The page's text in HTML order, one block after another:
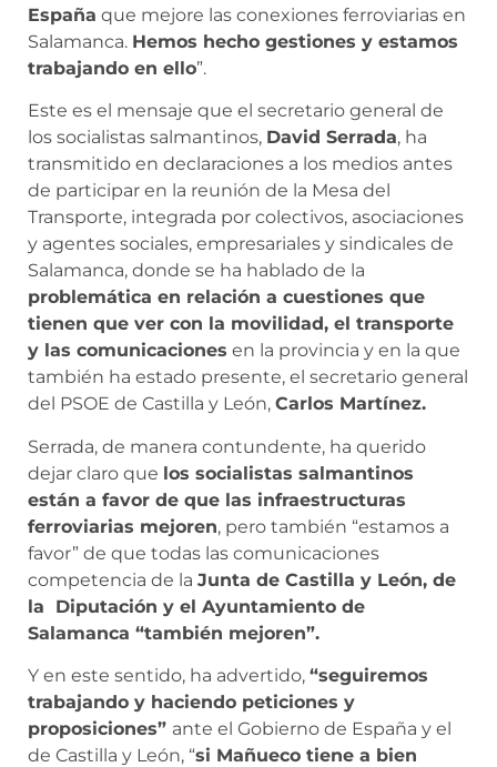
España que mejore las conexiones ferroviarias en
Salamanca. Hemos hecho gestiones y estamos
trabajando en ello”.
Este es el mensaje que el secretario general de
los socialistas salmantinos, David Serrada, ha
transmitido en declaraciones a los medios antes
de participar en la reunión de la Mesa del
Transporte, integrada por colectivos, asociaciones
y agentes sociales, empresariales y sindicales de
Salamanca, donde se ha hablado de la
problemática en relación a cuestiones que
tienen que ver con la movilidad, el transporte
y las comunicaciones en la provincia y en la que
también ha estado presente, el secretario general
del PSOE de Castilla y León, Carlos Martínez.
Serrada, de manera contundente, ha querido
dejar claro que los socialistas salmantinos
están a favor de que las infraestructuras
ferroviarias mejoren, pero también “estamos a
favor” de que todas las comunicaciones
competencia de la Junta de Castilla y León, de
la Diputación y el Ayuntamiento de
Salamanca “también mejoren”.
Y en este sentido, ha advertido, “seguiremos
trabajando y haciendo peticiones y
proposiciones” ante el Gobierno de España y el
de Castilla y León, “si Mañueco tiene a bien